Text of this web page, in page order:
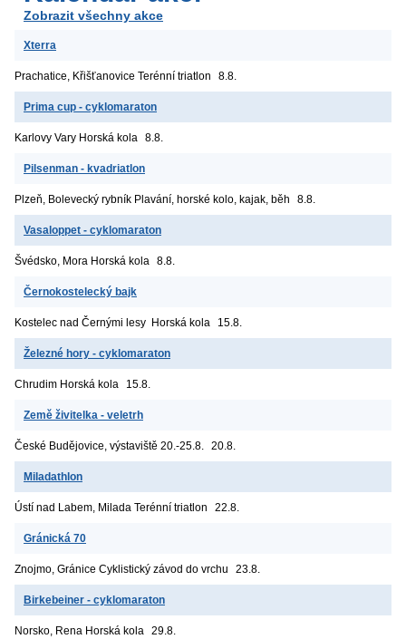
Zobrazit všechny akce
Xterra
Prachatice, Křišťanovice Terénní triatlon 8.8.
Prima cup - cyklomaraton
Karlovy Vary Horská kola 8.8.
Pilsenman - kvadriatlon
Plzeň, Bolevecký rybník Plavání, horské kolo, kajak, běh 8.8.
Vasaloppet - cyklomaraton
Švédsko, Mora Horská kola 8.8.
Černokostelecký bajk
Kostelec nad Černými lesy Horská kola 15.8.
Železné hory - cyklomaraton
Chrudim Horská kola 15.8.
Země živitelka - veletrh
České Budějovice, výstaviště 20.-25.8. 20.8.
Miladathlon
Ústí nad Labem, Milada Terénní triatlon 22.8.
Gránická 70
Znojmo, Gránice Cyklistický závod do vrchu 23.8.
Birkebeiner - cyklomaraton
Norsko, Rena Horská kola 29.8.